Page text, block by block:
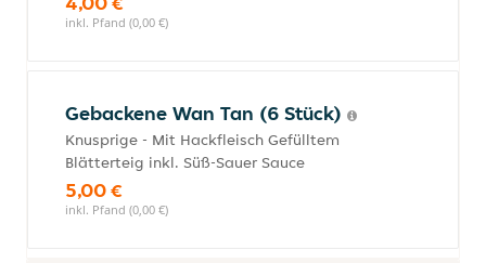
inkl. Pfand (0,00 €)
Gebackene Wan Tan (6 Stück)
Knusprige - Mit Hackfleisch Gefülltem
Blätterteig inkl. Süß-Sauer Sauce
5,00 €
inkl. Pfand (0,00 €)